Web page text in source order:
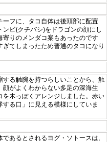
ーフに、タコ自体は後頭部に配置
ンビ(クチバシ)をドラゴンの顔にし
寄りのメンダコ案もあったのです
ぎてしまったため普通のタコになり
する触腕を持つらしいことから、触
顔がよくわからない多足の深海生
を木っぽくアレンジしました。赤い
る口」に見える模様にしていま
あるとされるヨグ・ソトースは、